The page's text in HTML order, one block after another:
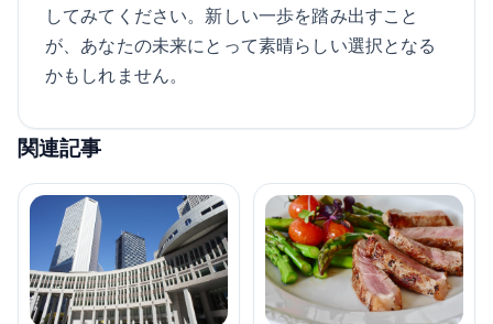
してみてください。新しい一歩を踏み出すこと
が、あなたの未来にとって素晴らしい選択となる
かもしれません。
関連記事